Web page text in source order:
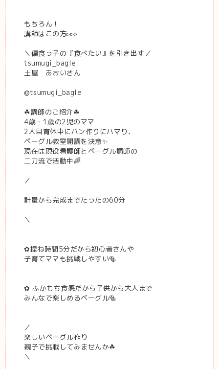
もちろん！
講師はこの方▹▹▹
＼偏食っ子の『食べたい』を引き出す／
tsumugi_bagle
土屋 あおいさん
@tsumugi_bagle
☘︎講師のご紹介☘︎
4歳・1歳の2児のママ
2人目育休中にパン作りにハマり、
ベーグル教室開講を決意✨
現在は現役看護師とベーグル講師の
二刀流で活動中🌈
／
計量から完成までたったの60分
＼
✿捏ね時間5分だから初心者さんや
子育てママも挑戦しやすい🥯
✿ ふかもち食感だから子供から大人まで
みんなで楽しめるベーグル🥯
／
楽しいベーグル作り
親子で挑戦してみませんか☘︎
＼